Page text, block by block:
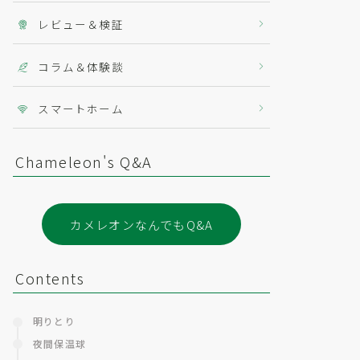
レビュー＆検証
コラム＆体験談
スマートホーム
Chameleon's Q&A
カメレオンなんでもQ&A
Contents
明りとり
夜間保温球